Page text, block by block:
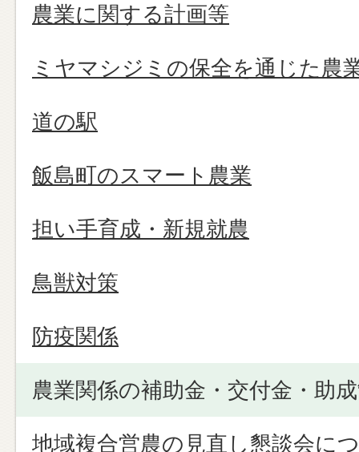
農業に関する計画等
ミヤマシジミの保全を通じた農
道の駅
飯島町のスマート農業
担い手育成・新規就農
鳥獣対策
防疫関係
農業関係の補助金・交付金・助
地域複合営農の見直し懇談会に